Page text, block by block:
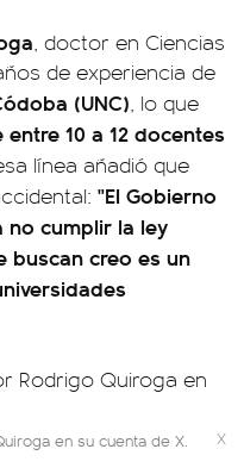
, doctor en Ciencias
de experiencia de
(UNC), lo que
entre 10 a 12 docentes
línea añadió que
"El Gobierno
no cumplir la ley
buscan creo es un
en su cuenta de X. X